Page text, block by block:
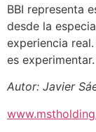
BBI representa
desde la
experiencia
es
Autor: Javier